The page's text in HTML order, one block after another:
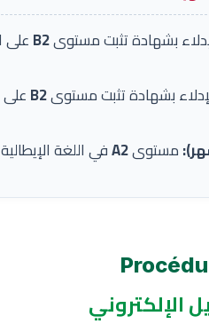
بشهادة تثبت مستوىB2على
بشهادة تثبت مستوىB2على
مستوىA2في اللغة